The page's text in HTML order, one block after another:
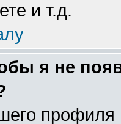
и т.д.
я не